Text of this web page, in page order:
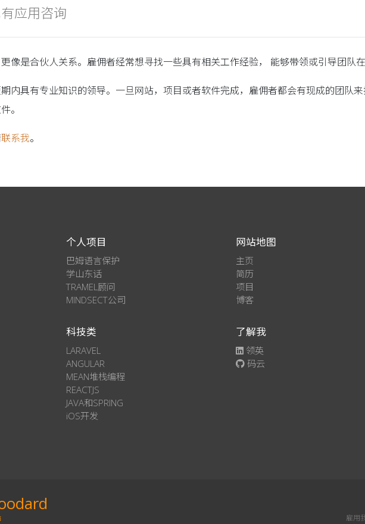
应用咨询
像是合伙人关系。雇佣者经常想寻找一些具有相关工作经验， 能够带领或引导团队
内具有专业知识的领导。一旦网站，项目或者软件完成，雇佣者都会有现成的团队
。
联系我。
个人项目
巴姆语言保护
学山东话
TRAMEL顾问
MINDSECT公司
科技类
LARAVEL
ANGULAR
MEAN堆栈编程
REACTJS
JAVA和SPRING
iOS开发
网站地图
主页
简历
项目
博客
了解我
领英
码云
雇用